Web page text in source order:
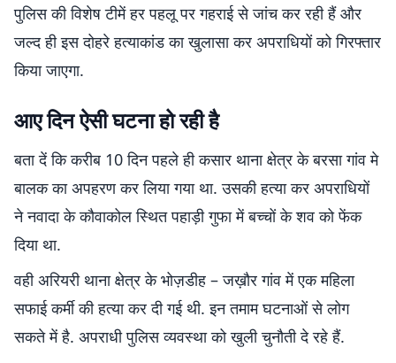
पुलिस की विशेष टीमें हर पहलू पर गहराई से जांच कर रही हैं और
जल्द ही इस दोहरे हत्याकांड का खुलासा कर अपराधियों को गिरफ्तार
किया जाएगा.
आए दिन ऐसी घटना हो रही है
बता दें कि करीब 10 दिन पहले ही कसार थाना क्षेत्र के बरसा गांव मे
बालक का अपहरण कर लिया गया था. उसकी हत्या कर अपराधियों
ने नवादा के कौवाकोल स्थित पहाड़ी गुफा में बच्चों के शव को फेंक
दिया था.
वही अरियरी थाना क्षेत्र के भोज़डीह – जख़ौर गांव में एक महिला
सफाई कर्मी की हत्या कर दी गई थी. इन तमाम घटनाओं से लोग
सकते में है. अपराधी पुलिस व्यवस्था को खुली चुनौती दे रहे हैं.